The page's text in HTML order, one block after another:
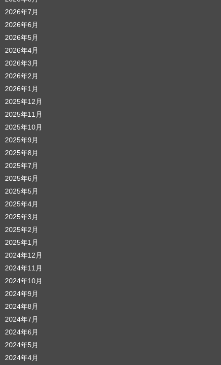
2026年7月
2026年6月
2026年5月
2026年4月
2026年3月
2026年2月
2026年1月
2025年12月
2025年11月
2025年10月
2025年9月
2025年8月
2025年7月
2025年6月
2025年5月
2025年4月
2025年3月
2025年2月
2025年1月
2024年12月
2024年11月
2024年10月
2024年9月
2024年8月
2024年7月
2024年6月
2024年5月
2024年4月